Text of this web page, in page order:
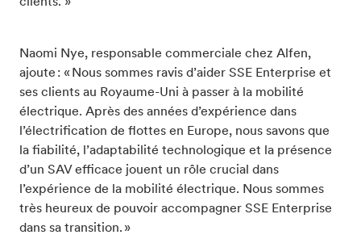
clients. »
Naomi Nye, responsable commerciale chez Alfen,
ajoute : « Nous sommes ravis d’aider SSE Enterprise et
ses clients au Royaume-Uni à passer à la mobilité
électrique. Après des années d’expérience dans
l’électrification de flottes en Europe, nous savons que
la fiabilité, l’adaptabilité technologique et la présence
d’un SAV efficace jouent un rôle crucial dans
l’expérience de la mobilité électrique. Nous sommes
très heureux de pouvoir accompagner SSE Enterprise
dans sa transition. »